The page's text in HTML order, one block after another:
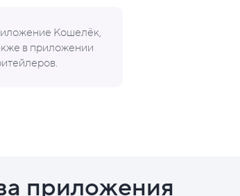
Кошелёк,
в приложении
приложения